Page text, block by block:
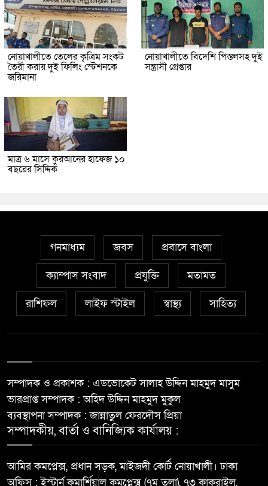
নোয়াখালীতে তেলের কৃত্রিম সংকট
তৈরী করায় দুই ফিলিং স্টেশনকে
জরিমানা
নোয়াখালীতে বিদেশি পিস্তলসহ দুই
সন্ত্রাসী গ্রেপ্তার
মাত্র ৬ মাসে কুরআনের হাফেজ ১০
বছরের সিদ্দিক
গনমাধ্যম জবস প্রবাসে বাংলা
ক্যাম্পাস সংবাদ প্রযুক্তি মতামত
রাশিফল লাইফ স্টাইল স্বাস্থ্য সাহিত্য
সম্পাদক ও প্রকাশক : এডভোকেট সালাহ উদ্দিন মাহমুদ মাসুম
ভারপ্রাপ্ত সম্পাদক : অহিদ উদ্দিন মাহমুদ মুকুল
ব্যবস্থাপনা সম্পাদক : জান্নাতুল ফেরদৌস প্রিয়া
সম্পাদকীয়, বার্তা ও বানিজ্যিক কার্যালয় :
আমির কমপ্লেক্স, প্রধান সড়ক, মাইজদী কোর্ট নোয়াখালী। ঢাকা
অফিস : ইস্টার্ন কমার্শিয়াল কমপ্লেক্স (৭ম তলা), ৭৩ কাকরাইল,